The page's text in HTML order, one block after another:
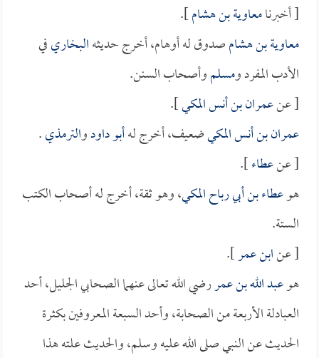
[ أخبرنامعاوية بن هشام].
معاوية بن هشامصدوق له أوهام، أخرج حديثهالبخاريفي
الأدب المفرد ومسلموأصحاب السنن.
[ عنعمران بن أنس المكي].
عمران بن أنس المكيضعيف، أخرج لهأبو داودوالترمذي.
[ عنعطاء].
هوعطاء بن أبي رباح المكي، وهو ثقة، أخرج له أصحاب الكتب
الستة.
[ عنابن عمر].
هوعبد الله بن عمررضي الله تعالى عنهما الصحابي الجليل، أحد
العبادلة الأربعة من الصحابة، وأحد السبعة المعروفين بكثرة
الحديث عن النبي صلى الله عليه وسلم، والحديث علته هذا